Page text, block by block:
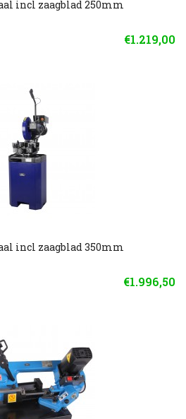
incl zaagblad 250mm
€1.219,00
incl zaagblad 350mm
€1.996,50